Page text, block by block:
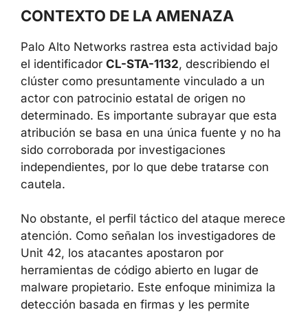
herramientas de tunelización EarthWorm y
indica la intención de afianzarse en la red y
establecer un canal de comunicación
encubierto con la infraestructura de mando y
control.
CONTEXTO DE LA AMENAZA
Palo Alto Networks rastrea esta actividad
bajo el identificador
vinculado a un actor con patrocinio estatal de
origen no determinado. Es importante
subrayar que esta atribución se basa en una
única fuente y no ha sido corroborada por
investigaciones independientes, por lo que
debe tratarse con cautela.